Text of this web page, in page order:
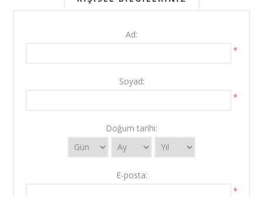
Ad:
*
Soyad:
*
Doğum tarihi:
E-posta:
*